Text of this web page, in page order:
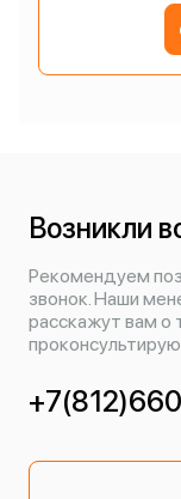
Возникли
Рекомендуем
звонок. Наши
расскажут вам о